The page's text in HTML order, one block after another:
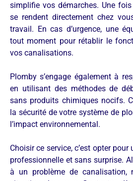
simplifie vos démarches. Une
se rendent directement chez
travail. En cas d’urgence, une
tout moment pour rétablir le
vos canalisations.
Plomby s’engage également à
en utilisant des méthodes de
sans produits chimiques nocifs.
la sécurité de votre système de
l’impact environnemental.
Choisir ce service, c’est opter
professionnelle et sans surprise.
à un problème de canalisation,